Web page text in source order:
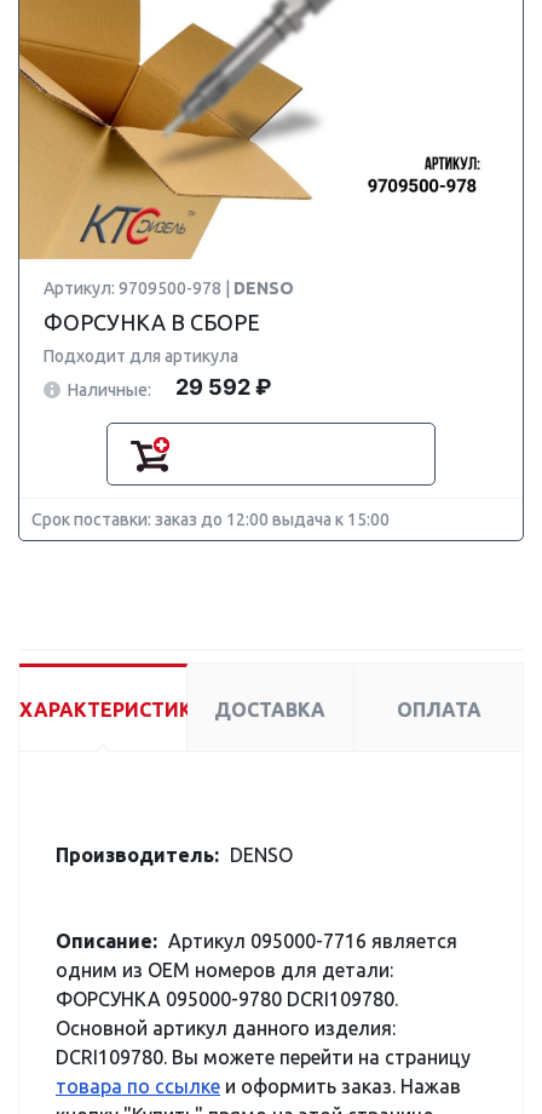
Артикул: 9709500-978 | DENSO
ФОРСУНКА В СБОРЕ
Подходит для артикула
Наличные:
29 592 ₽
Срок поставки: заказ до 12:00 выдача к 15:00
ХАРАКТЕРИСТИКИ ДОСТАВКА ОПЛАТА
Производитель: DENSO
Описание: Артикул 095000-7716 является
одним из OEM номеров для детали:
ФОРСУНКА 095000-9780 DCRI109780.
Основной артикул данного изделия:
DCRI109780. Вы можете перейти на страницу
товара по ссылке и оформить заказ. Нажав